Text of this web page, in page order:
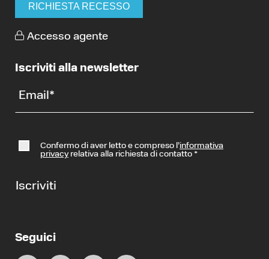
RICHIESTA RECESSO
Accesso agente
Iscriviti alla newsletter
Email *
Confermo di aver letto e compreso l’informativa
privacyrelativa alla richiesta di contatto *
Iscriviti
Seguici